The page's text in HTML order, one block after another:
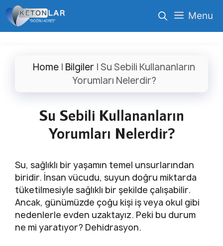
İçeriğe
atla
Menu
Home | Bilgiler | Su Sebili Kullananların
Yorumları Nelerdir?
Su Sebili Kullananların
Yorumları Nelerdir?
Su, sağlıklı bir yaşamın temel unsurlarından
biridir. İnsan vücudu, suyun doğru miktarda
tüketilmesiyle sağlıklı bir şekilde çalışabilir.
Ancak, günümüzde çoğu kişi iş veya okul gibi
nedenlerle evden uzaktayız. Peki bu durum
ne mi yaratıyor? Dehidrasyon.